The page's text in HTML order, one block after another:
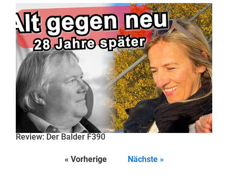
Review: Der Balder F390
« Vorherige Nächste »